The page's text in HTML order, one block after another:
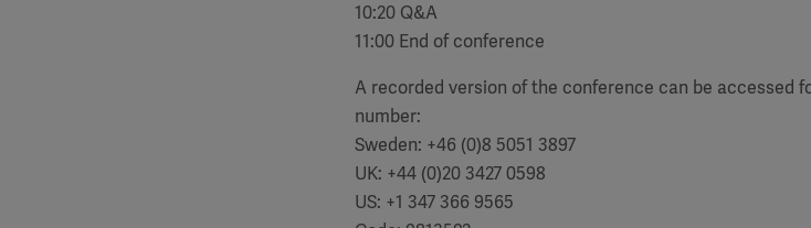
10:20 Q&A
11:00 End of conference
A recorded version of the conference can be accessed
number:
Sweden: +46 (0)8 5051 3897
UK: +44 (0)20 3427 0598
US: +1 347 366 9565